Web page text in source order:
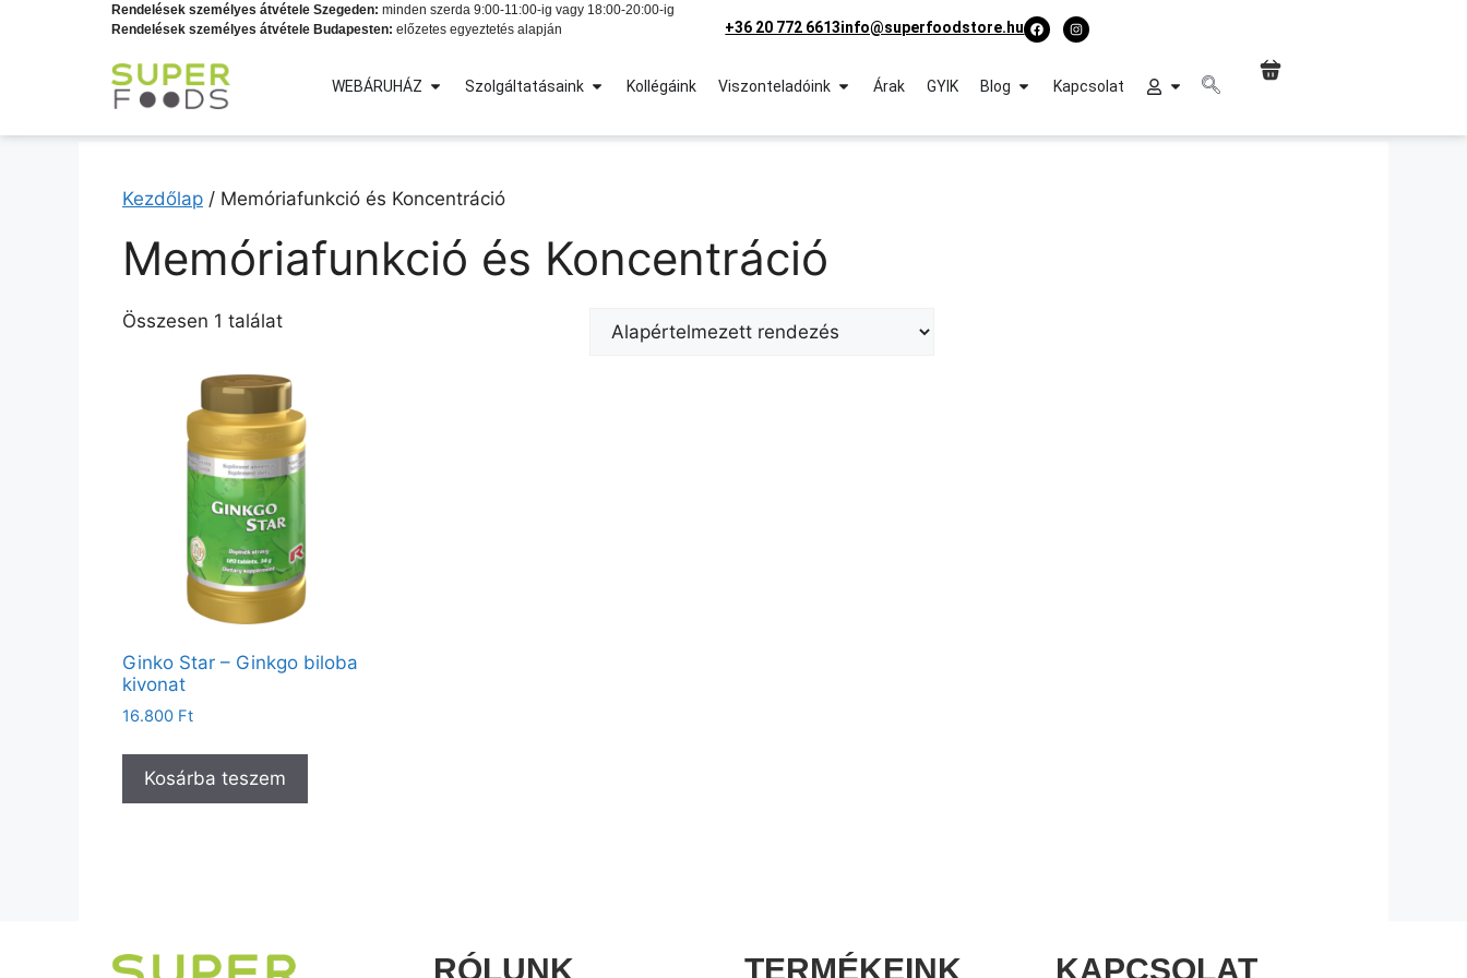
Rendelések személyes átvétele Szegeden: minden szerda 9:00-11:00-ig vagy 18:00-20:00-ig
Rendelések személyes átvétele Budapesten: előzetes egyeztetés alapján +36 20 772 6613info@superfoodstore.hu
WEBÁRUHÁZ Szolgáltatásaink Kollégáink Viszonteladóink Árak GYIK Blog Kapcsolat
Kezdőlap / Memóriafunkció és Koncentráció
Memóriafunkció és Koncentráció
Összesen 1 találat
Ginko Star – Ginkgo biloba
kivonat
16.800 Ft
Kosárba teszem
RÓLUNK TERMÉKEINK KAPCSOLAT